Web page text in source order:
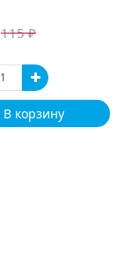
115 ₽
В корзину